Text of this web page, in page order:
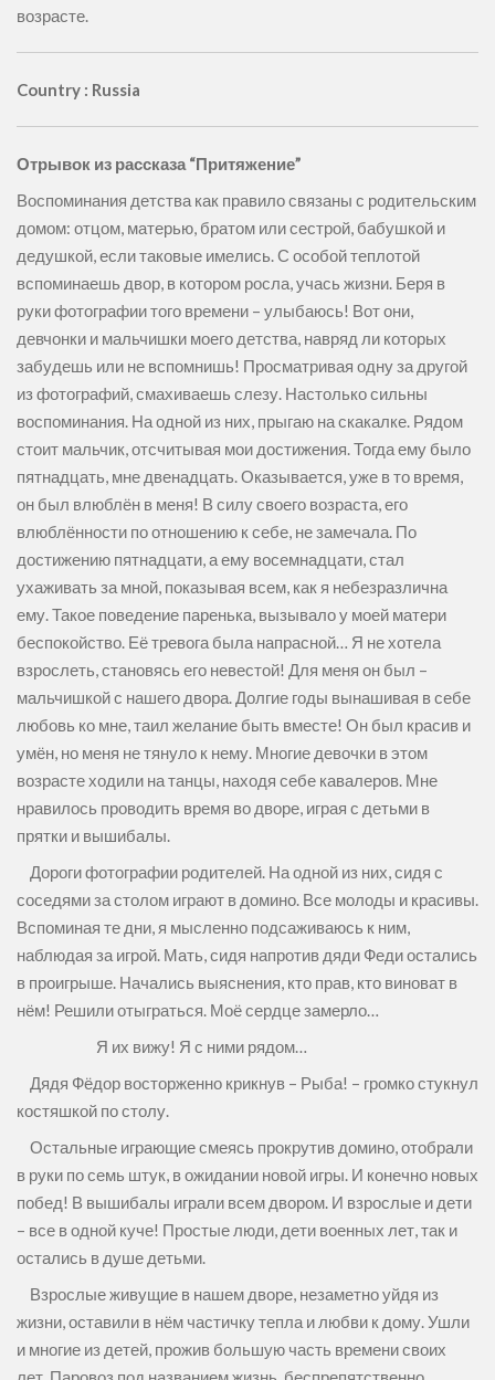
возрасте.
Country : Russia
Отрывок из рассказа “Притяжение”
Воспоминания детства как правило связаны с родительским
домом: отцом, матерью, братом или сестрой, бабушкой и
дедушкой, если таковые имелись. С особой теплотой
вспоминаешь двор, в котором росла, учась жизни. Беря в
руки фотографии того времени – улыбаюсь! Вот они,
девчонки и мальчишки моего детства, навряд ли которых
забудешь или не вспомнишь! Просматривая одну за другой
из фотографий, смахиваешь слезу. Настолько сильны
воспоминания. На одной из них, прыгаю на скакалке. Рядом
стоит мальчик, отсчитывая мои достижения. Тогда ему было
пятнадцать, мне двенадцать. Оказывается, уже в то время,
он был влюблён в меня! В силу своего возраста, его
влюблённости по отношению к себе, не замечала. По
достижению пятнадцати, а ему восемнадцати, стал
ухаживать за мной, показывая всем, как я небезразлична
ему. Такое поведение паренька, вызывало у моей матери
беспокойство. Её тревога была напрасной… Я не хотела
взрослеть, становясь его невестой! Для меня он был –
мальчишкой с нашего двора. Долгие годы вынашивая в себе
любовь ко мне, таил желание быть вместе! Он был красив и
умён, но меня не тянуло к нему. Многие девочки в этом
возрасте ходили на танцы, находя себе кавалеров. Мне
нравилось проводить время во дворе, играя с детьми в
прятки и вышибалы.
Дороги фотографии родителей. На одной из них, сидя с
соседями за столом играют в домино. Все молоды и красивы.
Вспоминая те дни, я мысленно подсаживаюсь к ним,
наблюдая за игрой. Мать, сидя напротив дяди Феди остались
в проигрыше. Начались выяснения, кто прав, кто виноват в
нём! Решили отыграться. Моё сердце замерло…
Я их вижу! Я с ними рядом…
Дядя Фёдор восторженно крикнув – Рыба! – громко стукнул
костяшкой по столу.
Остальные играющие смеясь прокрутив домино, отобрали
в руки по семь штук, в ожидании новой игры. И конечно новых
побед! В вышибалы играли всем двором. И взрослые и дети
– все в одной куче! Простые люди, дети военных лет, так и
остались в душе детьми.
Взрослые живущие в нашем дворе, незаметно уйдя из
жизни, оставили в нём частичку тепла и любви к дому. Ушли
и многие из детей, прожив большую часть времени своих